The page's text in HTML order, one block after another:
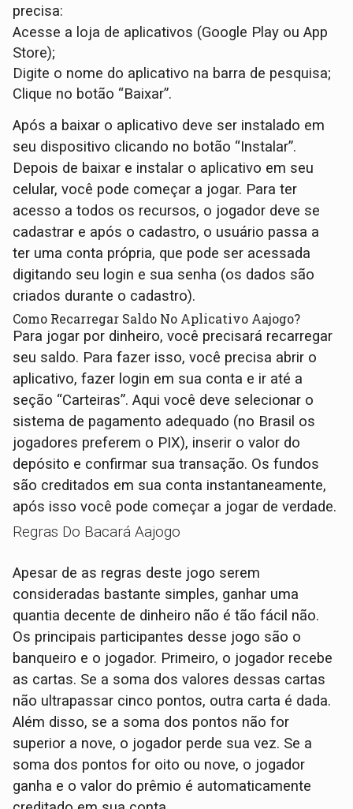
precisa:
Acesse a loja de aplicativos (Google Play ou App
Store);
Digite o nome do aplicativo na barra de pesquisa;
Clique no botão “Baixar”.
Após a baixar o aplicativo deve ser instalado em
seu dispositivo clicando no botão “Instalar”.
Depois de baixar e instalar o aplicativo em seu
celular, você pode começar a jogar. Para ter
acesso a todos os recursos, o jogador deve se
cadastrar e após o cadastro, o usuário passa a
ter uma conta própria, que pode ser acessada
digitando seu login e sua senha (os dados são
criados durante o cadastro).
Como Recarregar Saldo No Aplicativo Aajogo?
Para jogar por dinheiro, você precisará recarregar
seu saldo. Para fazer isso, você precisa abrir o
aplicativo, fazer login em sua conta e ir até a
seção “Carteiras”. Aqui você deve selecionar o
sistema de pagamento adequado (no Brasil os
jogadores preferem o PIX), inserir o valor do
depósito e confirmar sua transação. Os fundos
são creditados em sua conta instantaneamente,
após isso você pode começar a jogar de verdade.
Regras Do Bacará Aajogo
Apesar de as regras deste jogo serem
consideradas bastante simples, ganhar uma
quantia decente de dinheiro não é tão fácil não.
Os principais participantes desse jogo são o
banqueiro e o jogador. Primeiro, o jogador recebe
as cartas. Se a soma dos valores dessas cartas
não ultrapassar cinco pontos, outra carta é dada.
Além disso, se a soma dos pontos não for
superior a nove, o jogador perde sua vez. Se a
soma dos pontos for oito ou nove, o jogador
ganha e o valor do prêmio é automaticamente